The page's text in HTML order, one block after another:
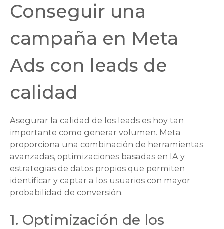
Conseguir una
campaña en Meta
Ads con leads de
calidad
Asegurar la calidad de los leads es hoy tan
importante como generar volumen. Meta
proporciona una combinación de herramientas
avanzadas, optimizaciones basadas en IA y
estrategias de datos propios que permiten
identificar y captar a los usuarios con mayor
probabilidad de conversión.
1. Optimización de los